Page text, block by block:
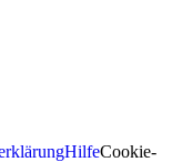
HilfeCookie-